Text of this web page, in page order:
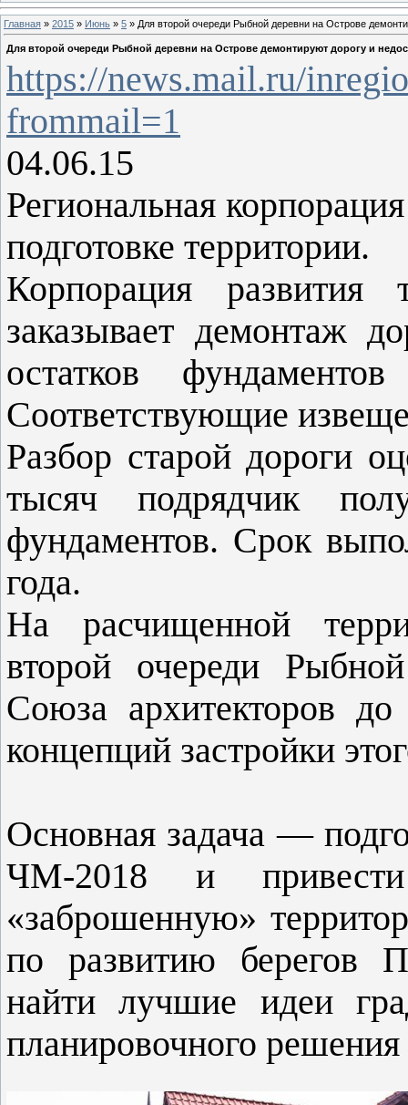
Главная » 2015 » Июнь » 5 » Для второй очереди Рыбной деревни на Острове
Для второй очереди Рыбной деревни на Острове демонтируют дорогу и
https://news.mail.ru/
frommail=1
04.06.15
Региональная
подготовке территории.
Корпорация развития
заказывает демонтаж
остатков
Соответствующие
Разбор старой дороги
тысяч подрядчик
фундаментов. Срок
года.
На расчищенной
второй очереди
Союза архитекторов
концепций застройки
Основная задача ―
ЧМ-2018 и
«заброшенную»
по развитию берегов
найти лучшие идеи
планировочного